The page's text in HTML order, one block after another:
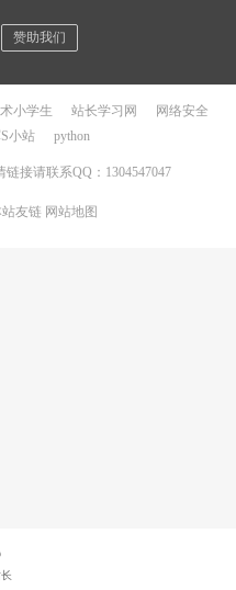
赞助我们
小学生 站长学习网
网络安全
小站 python
接请联系QQ：1304547047
友链 网站地图